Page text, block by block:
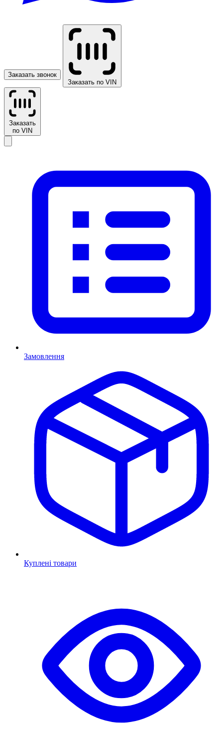
Заказать звонок
Заказать по VIN
Заказать
по VIN
Замовлення
Куплені товари